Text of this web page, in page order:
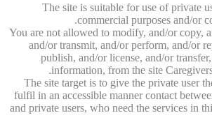
The site is suitable for use of private
commercial purposes and/or
You are not allowed to modify, and/or copy,
and/or transmit, and/or perform, and/or
publish, and/or license, and/or
information, from the site
The site target is to give the private user
fulfil in an accessible manner contact
and private users, who need the services in